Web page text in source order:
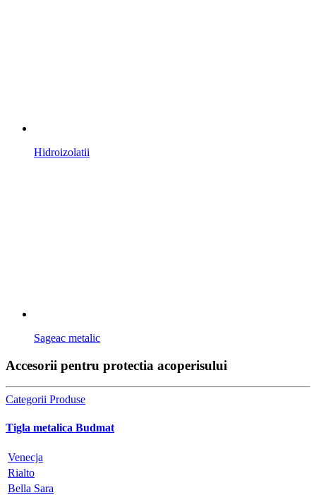
Hidroizolatii
Sageac metalic
Accesorii pentru protectia acoperisului
Categorii Produse
Tigla metalica Budmat
Venecja
Rialto
Bella Sara